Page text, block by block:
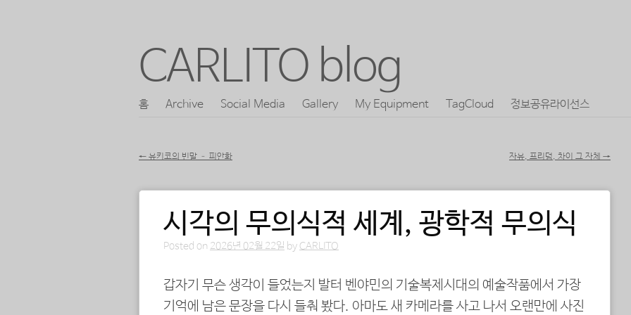
CARLITO blog
콘
바
홈 Archive Social Media Gallery My Equipment TagCloud 정보공유라이선스
포스트 내비게이션
← 유키코의 빈말 – 피안화 자유, 프리덤, 차이 그 자체 →
시각의 무의식적 세계, 광학적 무의식
Posted on 2026년 02월 22일 by CARLITO
갑자기 무슨 생각이 들었는지 발터 벤야민의 기술복제시대의 예술작품에서 가장
기억에 남은 문장을 다시 들춰 봤다. 아마도 새 카메라를 사고 나서 오랜만에 사진